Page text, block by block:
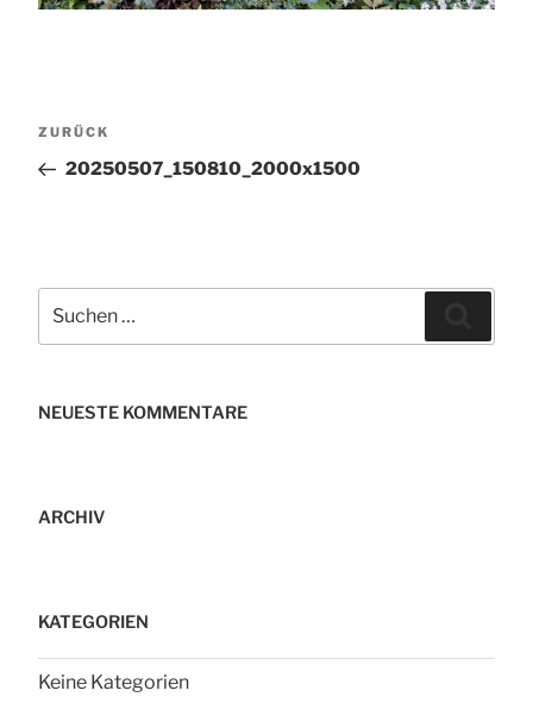
Beitragsnavigation
Vorheriger
Beitrag
ZURÜCK
20250507_150810_2000x1500
nach:
NEUESTE KOMMENTARE
ARCHIV
KATEGORIEN
Keine Kategorien